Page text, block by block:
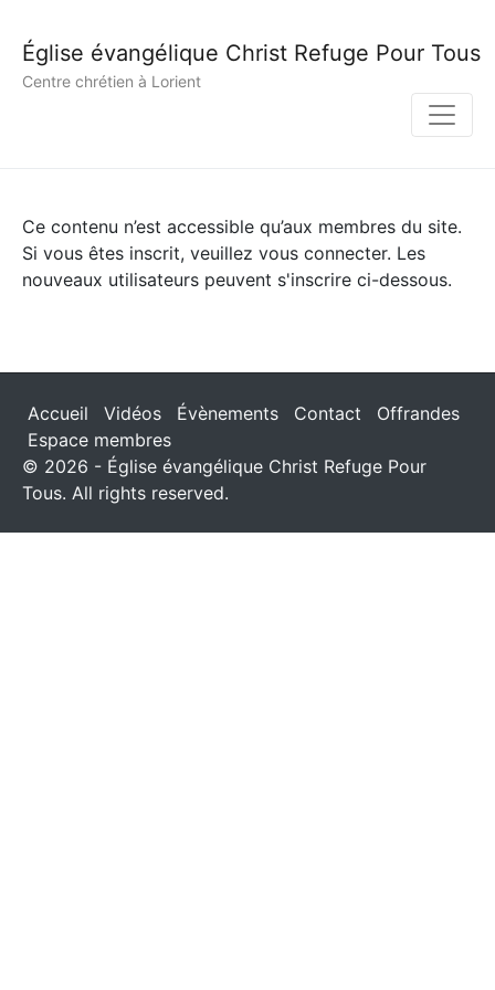
Église évangélique Christ Refuge Pour Tous
Centre chrétien à Lorient
Ce contenu n’est accessible qu’aux membres du site.
Si vous êtes inscrit, veuillez vous connecter. Les
nouveaux utilisateurs peuvent s'inscrire ci-dessous.
Accueil Vidéos Évènements Contact
Offrandes
Espace membres
© 2026 - Église évangélique Christ Refuge Pour
Tous. All rights reserved.